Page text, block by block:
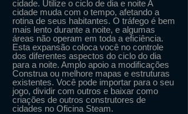
cidade. Utilize o ciclo de dia e noite A
cidade muda com o tempo, afetando a
rotina de seus habitantes. O tráfego é bem
mais lento durante a noite, e algumas
áreas não operam em toda a eficiência.
Esta expansão coloca você no controle
dos diferentes aspectos do ciclo do dia
para a noite. Amplo apoio a modificações
Construa ou melhore mapas e estruturas
existentes. Você pode importar para o seu
jogo, dividir com outros e baixar como
criações de outros construtores de
cidades no Oficina Steam.